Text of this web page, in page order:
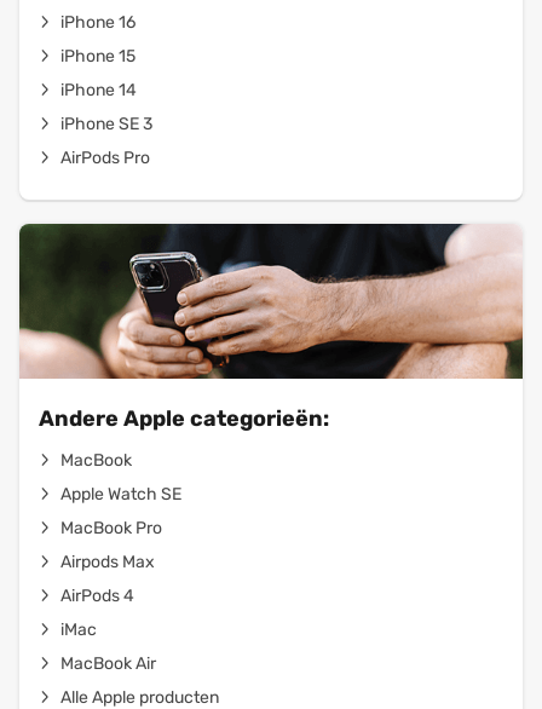
iPhone 16
iPhone 15
iPhone 14
iPhone SE 3
AirPods Pro
Andere Apple categorieën:
MacBook
Apple Watch SE
MacBook Pro
Airpods Max
AirPods 4
iMac
MacBook Air
Alle Apple producten